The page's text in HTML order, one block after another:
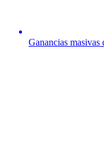
Ganancias masivas